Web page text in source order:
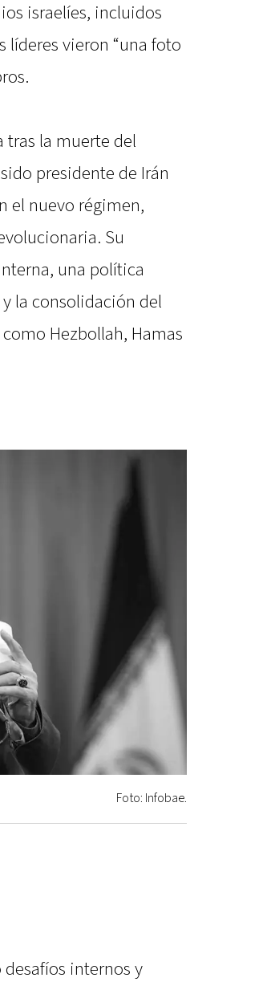
israelíes, incluidos
líderes vieron “una foto
tras la muerte del
presidente de Irán
el nuevo régimen,
Su
una política
la consolidación del
Hezbollah, Hamas
Foto: Infobae.
internos y